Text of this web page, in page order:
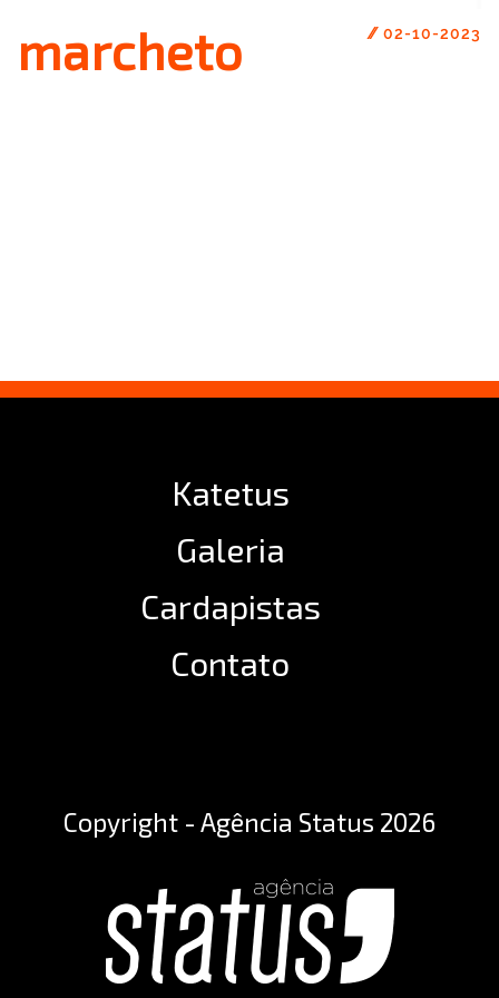
marcheto // 02-10-2023
Katetus
Galeria
Cardapistas
Contato
Copyright - Agência Status 2026